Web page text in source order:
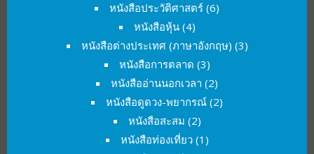
หนังสือประวัติศาสตร์ (6)
หนังสือหุ้น(4)
หนังสือต่างประเทศ (ภาษาอังกฤษ) (3)
หนังสือการตลาด (3)
หนังสืออ่านนอกเวลา (2)
หนังสือดูดวง-พยากรณ์ (2)
หนังสือสะสม (2)
หนังสือท่องเที่ยว(1)